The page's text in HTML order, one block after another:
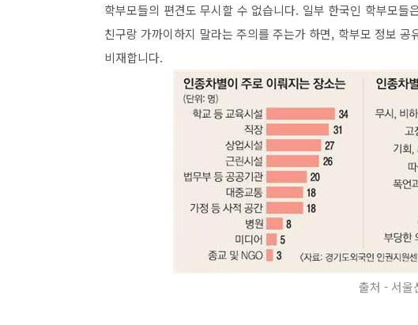
학부모들의 편견도 무시할 수 없습니다. 일부 한국인 학부모
친구랑 가까이하지 말라는 주의를 주는가 하면, 학부모 정보
비재합니다.
출처 - 서울